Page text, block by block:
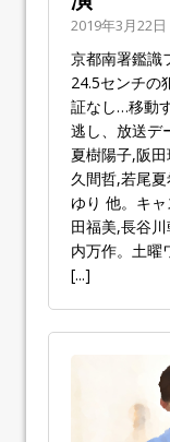
2019年3月22
京都南署鑑識
24.5センチの
証なし…移動
逃し、放送デ
夏樹陽子,阪
久間哲,若尾
ゆり 他。キ
田福美,長谷
内万作。土曜
[...]